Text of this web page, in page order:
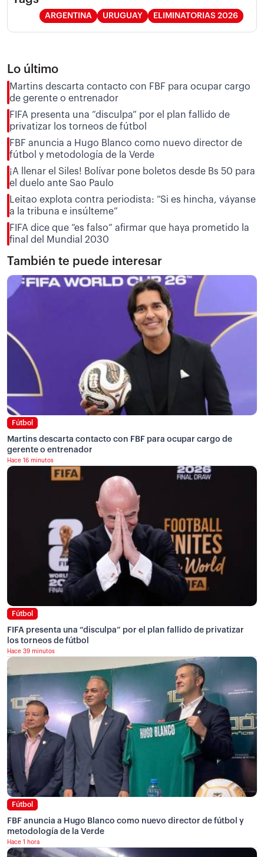
ARGENTINA URUGUAY ELIMINATORIAS 2026
Lo último
Martins descarta contacto con FBF para ocupar cargo
de gerente o entrenador
FIFA presenta una “disculpa” por el plan fallido de
privatizar los torneos de fútbol
FBF anuncia a Hugo Blanco como nuevo director de
fútbol y metodología de la Verde
¡A llenar el Siles! Bolívar pone boletos desde Bs 50 para
el duelo ante Sao Paulo
Leitao explota contra periodista: “Si es hincha, váyanse
a la tribuna e insúlteme”
FIFA dice que “es falso” afirmar que haya prometido la
final del Mundial 2030
También te puede interesar
Fútbol
Martins descarta contacto con FBF para ocupar cargo de
gerente o entrenador
Hace 16 minutos
Fútbol
FIFA presenta una “disculpa” por el plan fallido de privatizar
los torneos de fútbol
Hace 39 minutos
Fútbol
FBF anuncia a Hugo Blanco como nuevo director de fútbol y
metodología de la Verde
Hace 1 hora